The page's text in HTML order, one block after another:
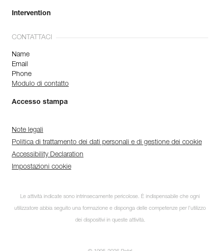
Intervention
CONTATTACI
Name
Email
Phone
Modulo di contatto
Accesso stampa
Note legali
Politica di trattamento dei dati personali e di gestione dei cookie
Accessibility Declaration
Impostazioni cookie
Le attività indicate sono intrinsecamente pericolose. È indispensabile che ogni
utilizzatore abbia seguito una formazione e disponga delle competenze per l’utilizzo
dei dispositivi in queste attività.